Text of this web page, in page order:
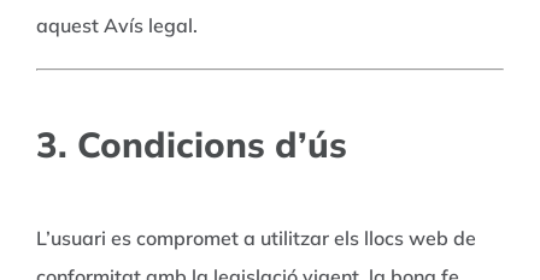
aquest Avís legal.
3. Condicions d’ús
L’usuari es compromet a utilitzar els llocs web de